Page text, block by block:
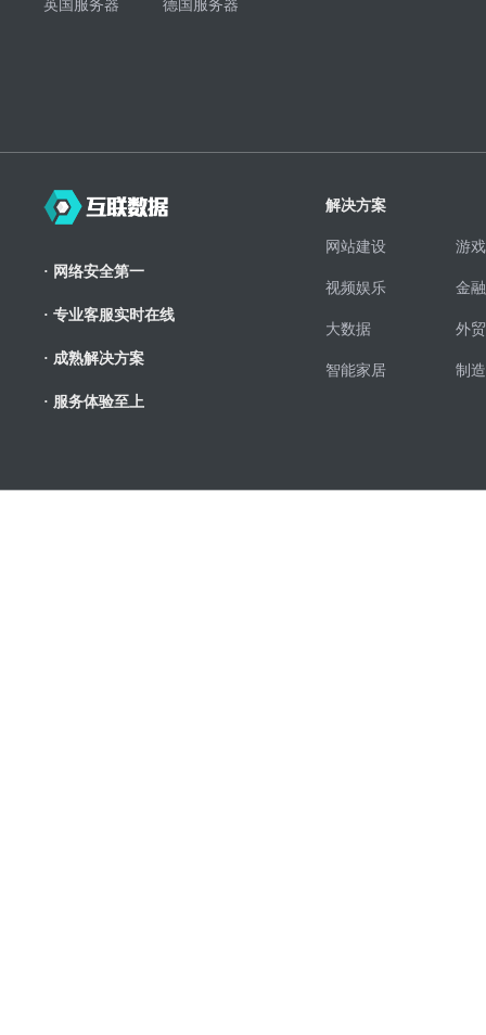
英国服务器 德国服务器
· 网络安全第一
· 专业客服实时在线
· 成熟解决方案
· 服务体验至上
解决方案
网站建设 游
视频娱乐 金
大数据 外
智能家居 制